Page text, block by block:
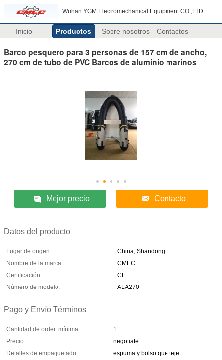
Wuhan YGM Electromechanical Equipment CO.,LTD
Inicio Productos Sobre nosotros Contactos
Barco pesquero para 3 personas de 157 cm de ancho,
270 cm de tubo de PVC Barcos de aluminio marinos
Mejor precio Contacto
Datos del producto
Lugar de origen:
China, Shandong
Nombre de la marca:
CMEC
Certificación:
CE
Número de modelo:
ALA270
Pago y Envío Términos
Cantidad de orden mínima:
1
Precio:
negotiate
Detalles de empaquetado:
espuma y bolso que teje